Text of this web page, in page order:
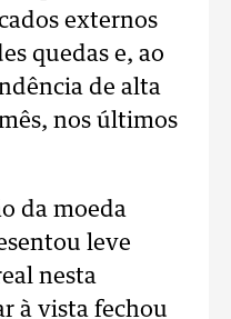
externos
quedas e, ao
de alta
nos últimos
da moeda
leve
nesta
à vista fechou